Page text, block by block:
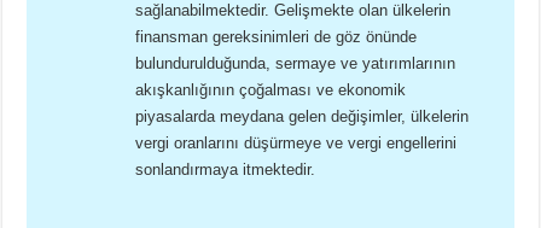
sağlanabilmektedir. Gelişmekte olan ülkelerin
finansman gereksinimleri de göz önünde
bulundurulduğunda, sermaye ve yatırımlarının
akışkanlığının çoğalması ve ekonomik
piyasalarda meydana gelen değişimler, ülkelerin
vergi oranlarını düşürmeye ve vergi engellerini
sonlandırmaya itmektedir.